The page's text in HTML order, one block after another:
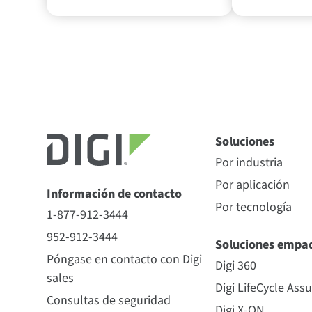
Información de contacto
1-877-912-3444
952-912-3444
Póngase en contacto con Digi
sales
Consultas de seguridad
Soluciones
Por industria
Por aplicación
Por tecnología
Soluciones
Digi 360
Digi LifeCycle